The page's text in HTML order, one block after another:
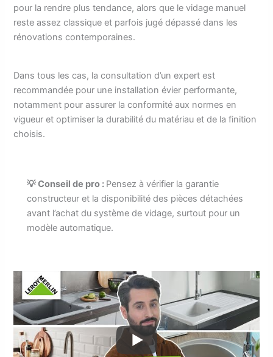
pour la rendre plus tendance, alors que le vidage manuel
reste assez classique et parfois jugé dépassé dans les
rénovations contemporaines.
Dans tous les cas, la consultation d’un expert est
recommandée pour une installation évier performante,
notamment pour assurer la conformité aux normes en
vigueur et optimiser la durabilité du matériau et de la finition
choisis.
💡 Conseil de pro : Pensez à vérifier la garantie
constructeur et la disponibilité des pièces détachées
avant l’achat du système de vidage, surtout pour un
modèle automatique.